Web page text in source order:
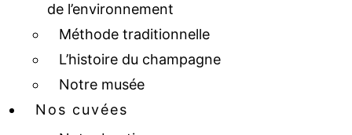
de l’environnement
Méthode traditionnelle
L’histoire du champagne
Notre musée
Nos cuvées